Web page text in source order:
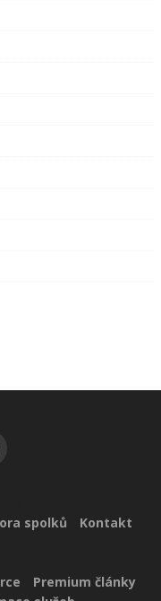
spolků
Kontakt
Premium články